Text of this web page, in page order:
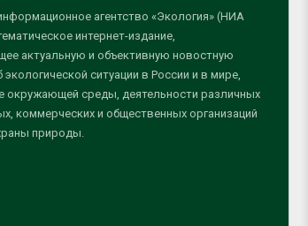
агентство «Экология» (НИА
интернет-издание,
актуальную и объективную новостную
ситуации в России и в мире,
окружающей среды, деятельности различных
коммерческих и общественных организаций
природы.